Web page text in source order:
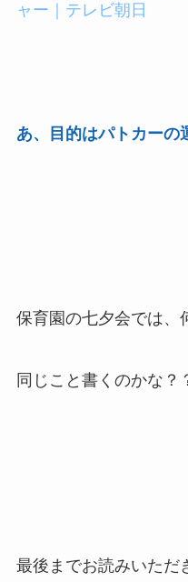
ャー｜テレビ朝日
あ、目的はパトカーの
保育園の七夕会では、
同じこと書くのかな？
最後までお読みいただ